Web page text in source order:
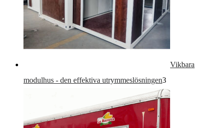
Vikbara
modulhus - den effektiva utrymmeslösningen33-
produkter